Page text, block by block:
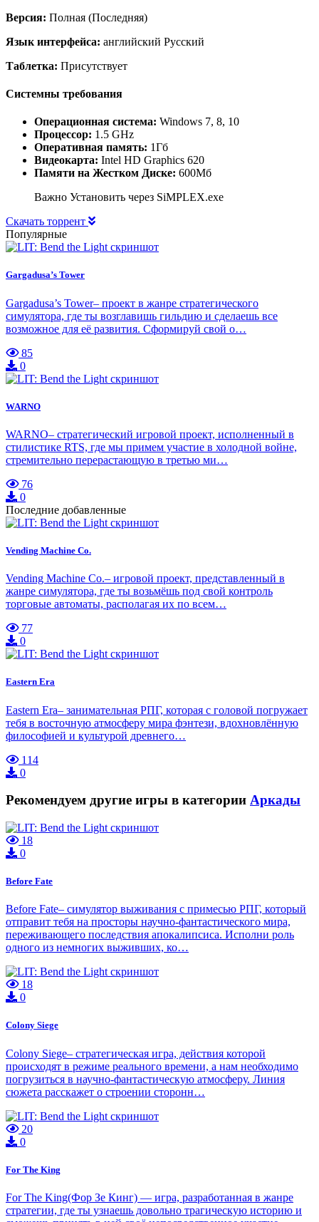
Версия: Полная (Последняя)
Язык интерфейса: английский Русский
Таблетка: Присутствует
Системны требования
Операционная система: Windows 7, 8, 10
Процессор: 1.5 GHz
Оперативная память: 1Гб
Видеокарта: Intel HD Graphics 620
Памяти на Жестком Диске: 600Мб
Важно Установить через SiMPLEX.exe
Скачать торрент
Популярные
Gargadusa’s Tower
Gargadusa’s Tower– проект в жанре стратегического
симулятора, где ты возглавишь гильдию и сделаешь все
возможное для её развития. Сформируй свой о…
85
0
WARNO
WARNO– стратегический игровой проект, исполненный в
стилистике RTS, где мы примем участие в холодной войне,
стремительно перерастающую в третью ми…
76
0
Последние добавленные
Vending Machine Co.
Vending Machine Co.– игровой проект, представленный в
жанре симулятора, где ты возьмёшь под свой контроль
торговые автоматы, располагая их по всем…
77
0
Eastern Era
Eastern Era– занимательная РПГ, которая с головой погружает
тебя в восточную атмосферу мира фэнтези, вдохновлённую
философией и культурой древнего…
114
0
Рекомендуем другие игры в категории Аркады
18
0
Before Fate
Before Fate– симулятор выживания с примесью РПГ, который
отправит тебя на просторы научно-фантастического мира,
переживающего последствия апокалипсиса. Исполни роль
одного из немногих выживших, ко…
18
0
Colony Siege
Colony Siege– стратегическая игра, действия которой
происходят в режиме реального времени, а нам необходимо
погрузиться в научно-фантастическую атмосферу. Линия
сюжета расскажет о строении сторонн…
20
0
For The King
For The King(Фор Зе Кинг) — игра, разработанная в жанре
стратегии, где ты узнаешь довольно трагическую историю и